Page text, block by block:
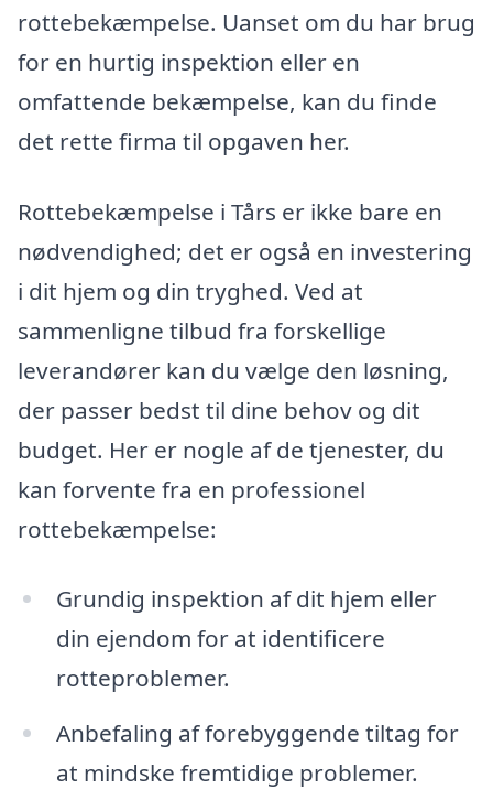
rottebekæmpelse. Uanset om du har brug
for en hurtig inspektion eller en
omfattende bekæmpelse, kan du finde
det rette firma til opgaven her.
Rottebekæmpelse i Tårs er ikke bare en
nødvendighed; det er også en investering
i dit hjem og din tryghed. Ved at
sammenligne tilbud fra forskellige
leverandører kan du vælge den løsning,
der passer bedst til dine behov og dit
budget. Her er nogle af de tjenester, du
kan forvente fra en professionel
rottebekæmpelse:
Grundig inspektion af dit hjem eller
din ejendom for at identificere
rotteproblemer.
Anbefaling af forebyggende tiltag for
at mindske fremtidige problemer.